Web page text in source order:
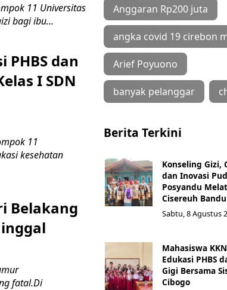
11 Universitas
bagi ibu...
PHBS dan
I SDN
11
kesehatan
Belakang
fatal.Di
Anggaran Rp200 juta
angka covid 19 cirebon
Arief Poyuono
banyak pelanggar
Berita Terkini
Konseling Gizi,
dan Inovasi
Posyandu
Cisereuh
Sabtu, 8 Agustus
Mahasiswa
Edukasi PHBS
Gigi Bersama
Cibogo